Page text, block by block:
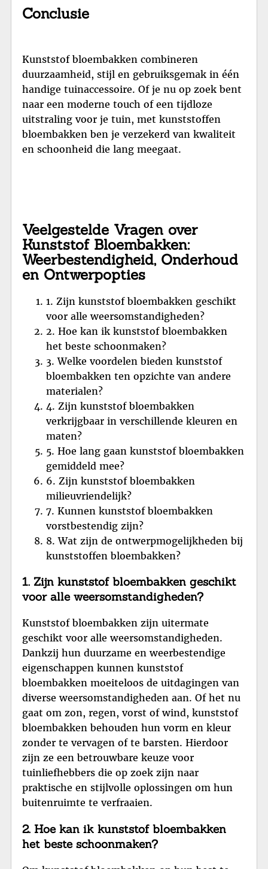
Conclusie
Kunststof bloembakken combineren
duurzaamheid, stijl en gebruiksgemak in één
handige tuinaccessoire. Of je nu op zoek bent
naar een moderne touch of een tijdloze
uitstraling voor je tuin, met kunststoffen
bloembakken ben je verzekerd van kwaliteit
en schoonheid die lang meegaat.
Veelgestelde Vragen over
Kunststof Bloembakken:
Weerbestendigheid, Onderhoud
en Ontwerpopties
1. Zijn kunststof bloembakken geschikt
voor alle weersomstandigheden?
2. Hoe kan ik kunststof bloembakken
het beste schoonmaken?
3. Welke voordelen bieden kunststof
bloembakken ten opzichte van andere
materialen?
4. Zijn kunststof bloembakken
verkrijgbaar in verschillende kleuren en
maten?
5. Hoe lang gaan kunststof bloembakken
gemiddeld mee?
6. Zijn kunststof bloembakken
milieuvriendelijk?
7. Kunnen kunststof bloembakken
vorstbestendig zijn?
8. Wat zijn de ontwerpmogelijkheden bij
kunststoffen bloembakken?
1. Zijn kunststof bloembakken geschikt
voor alle weersomstandigheden?
Kunststof bloembakken zijn uitermate
geschikt voor alle weersomstandigheden.
Dankzij hun duurzame en weerbestendige
eigenschappen kunnen kunststof
bloembakken moeiteloos de uitdagingen van
diverse weersomstandigheden aan. Of het nu
gaat om zon, regen, vorst of wind, kunststof
bloembakken behouden hun vorm en kleur
zonder te vervagen of te barsten. Hierdoor
zijn ze een betrouwbare keuze voor
tuinliefhebbers die op zoek zijn naar
praktische en stijlvolle oplossingen om hun
buitenruimte te verfraaien.
2. Hoe kan ik kunststof bloembakken
het beste schoonmaken?